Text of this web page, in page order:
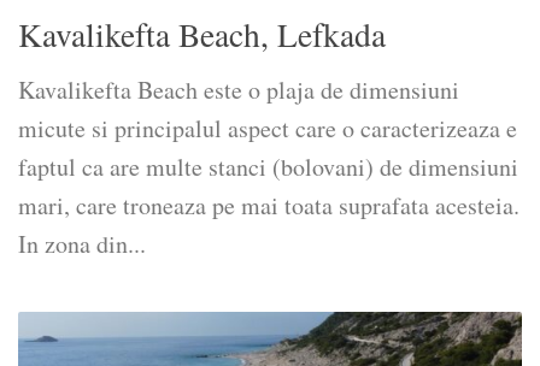
Κavalikefta Beach, Lefkada
Kavalikefta Beach este o plaja de dimensiuni
micute si principalul aspect care o caracterizeaza e
faptul ca are multe stanci (bolovani) de dimensiuni
mari, care troneaza pe mai toata suprafata acesteia.
In zona din...